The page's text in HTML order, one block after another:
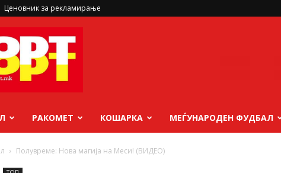
Ценовник за рекламирање
РАКОМЕТ КОШАРКА МЕЃУНАРОДЕН ФУДБАЛ
Полувреме: Нова магија на Меси! (ВИДЕО)